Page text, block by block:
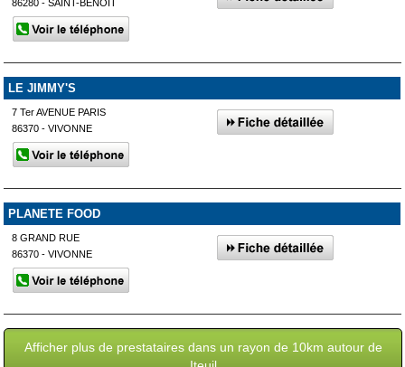
86280 - SAINT-BENOÎT
LE JIMMY'S
7 Ter AVENUE PARIS
86370 - VIVONNE
PLANETE FOOD
8 GRAND RUE
86370 - VIVONNE
Afficher plus de prestataires dans un rayon de 10km autour de